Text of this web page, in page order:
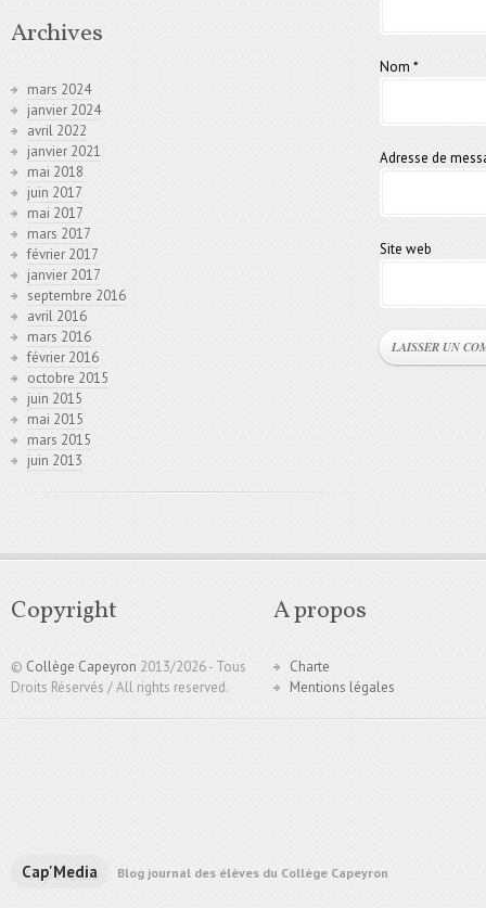
Nom *
Adresse de
Site web
Archives
mars 2024
janvier 2024
avril 2022
janvier 2021
mai 2018
juin 2017
mai 2017
mars 2017
février 2017
janvier 2017
septembre 2016
avril 2016
mars 2016
février 2016
octobre 2015
juin 2015
mai 2015
mars 2015
juin 2013
Copyright
© Collège Capeyron 2013/2026 - Tous
Droits Réservés / All rights reserved.
A propos
Charte
Mentions légales
Cap'Media Blog journal des élèves du Collège Capeyron